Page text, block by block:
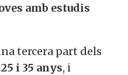
amb estudis
tercera part dels
i 35 anys, i